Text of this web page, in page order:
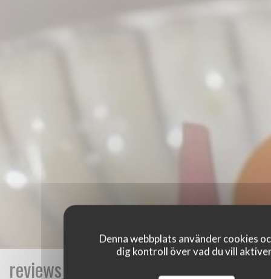
Denna webbplats använder cookies
dig kontroll över vad du vill